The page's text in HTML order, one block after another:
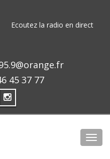
Ecoutez la radio en direct
45 37 77